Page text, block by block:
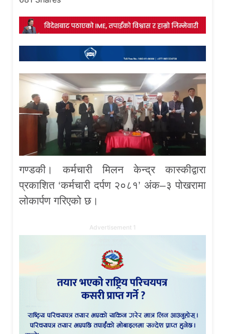
गण्डकी। कर्मचारी मिलन केन्द्र कास्कीद्वारा
प्रकाशित ‘कर्मचारी दर्पण २०८१’ अंक–३ पोखरामा
लोकार्पण गरिएको छ।
Advertisement 1